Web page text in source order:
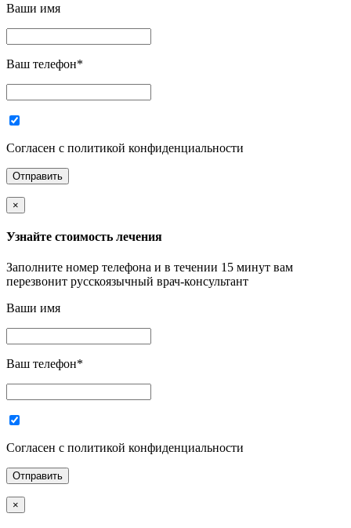
Ваши имя
Ваш телефон*
Согласен с политикой конфиденциальности
×
Узнайте стоимость лечения
Заполните номер телефона и в течении 15 минут вам
перезвонит русскоязычный врач-консультант
Ваши имя
Ваш телефон*
Согласен с политикой конфиденциальности
×